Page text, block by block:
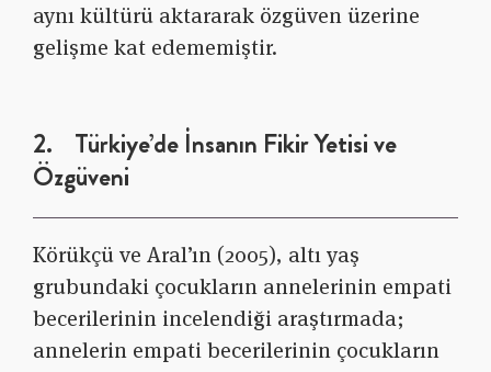
aynı kültürü aktararak özgüven üzerine
gelişme kat edememiştir.
2. Türkiye’de İnsanın Fikir Yetisi ve
Özgüveni
Körükçü ve Aral’ın (2005), altı yaş
grubundaki çocukların annelerinin empati
becerilerinin incelendiği araştırmada;
annelerin empati becerilerinin çocukların